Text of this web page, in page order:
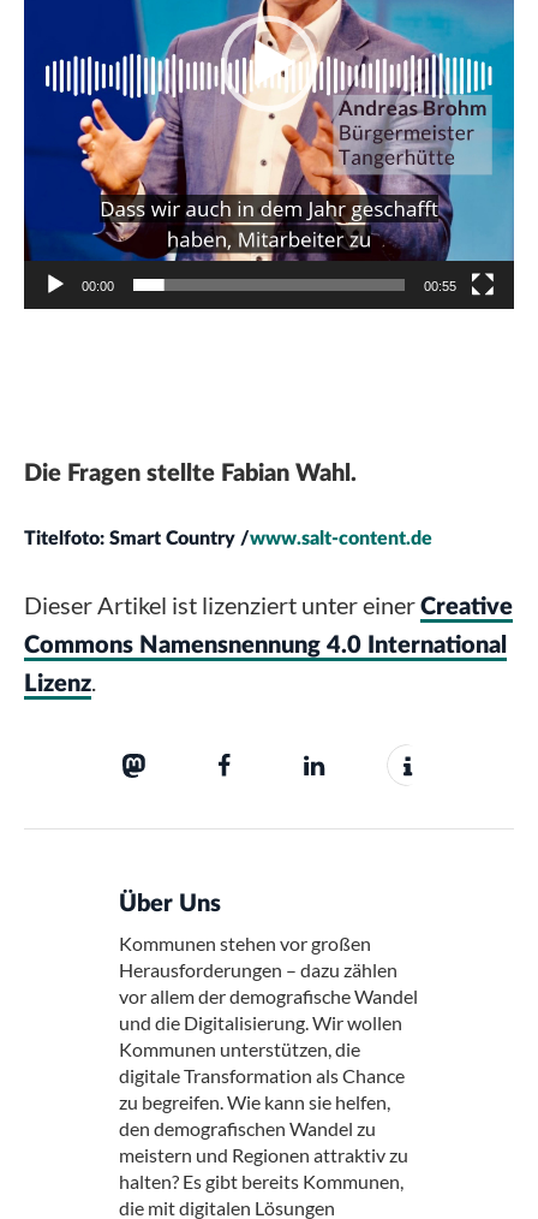
00:00 00:55
Die Fragen stellte Fabian Wahl.
Titelfoto: Smart Country /www.salt-content.de
Dieser Artikel ist lizenziert unter einer Creative
Commons Namensnennung 4.0 International
Lizenz.
Über Uns
Kommunen stehen vor großen
Herausforderungen – dazu zählen
vor allem der demografische Wandel
und die Digitalisierung. Wir wollen
Kommunen unterstützen, die
digitale Transformation als Chance
zu begreifen. Wie kann sie helfen,
den demografischen Wandel zu
meistern und Regionen attraktiv zu
halten? Es gibt bereits Kommunen,
die mit digitalen Lösungen